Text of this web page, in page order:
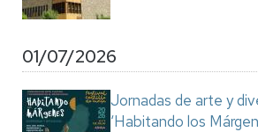
01/07/2026
Jornadas de arte y
‘Habitando los